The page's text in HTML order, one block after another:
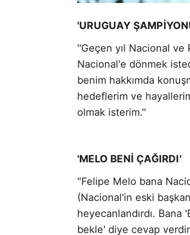
'URUGUAY
''Geçen yıl Nacional
Nacional'e dönmek
benim hakkımda
hedeflerim ve
olmak isterim.''
'MELO BENİ ÇAĞIRDI'
"Felipe Melo bana
(Nacional'in eski
heyecanlandırdı.
bekle' diye cevap